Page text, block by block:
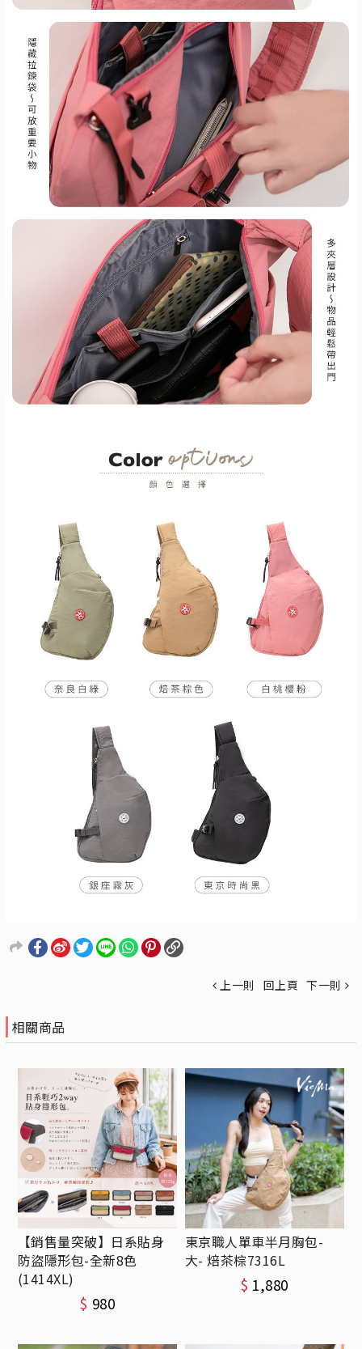
上一則 回上頁 下一則
相關商品
【銷售量突破】日系貼身
防盜隱形包-全新8色
(1414XL)
$ 980
東京職人單車半月胸包-
大- 焙茶棕7316L
$ 1,880